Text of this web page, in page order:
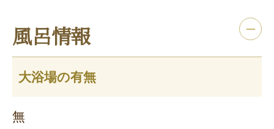
風呂情報
大浴場の有無
無